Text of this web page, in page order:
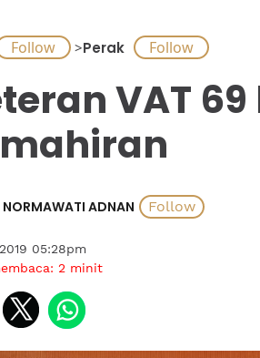
>Perak
VAT
NORMAWATI ADNAN
05:28pm
2 minit